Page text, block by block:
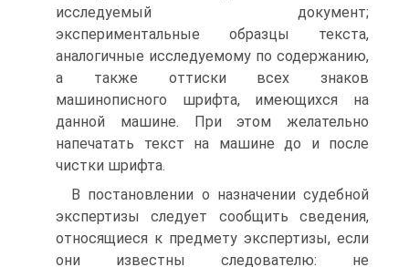
исследуемый документ;
экспериментальные образцы текста,
аналогичные исследуемому по содержанию,
а также оттиски всех знаков
машинописного шрифта, имеющихся на
данной машине. При этом желательно
напечатать текст на машине до и после
чистки шрифта.
В постановлении о назначении судебной
экспертизы следует сообщить сведения,
относящиеся к предмету экспертизы, если
они известны следователю: не